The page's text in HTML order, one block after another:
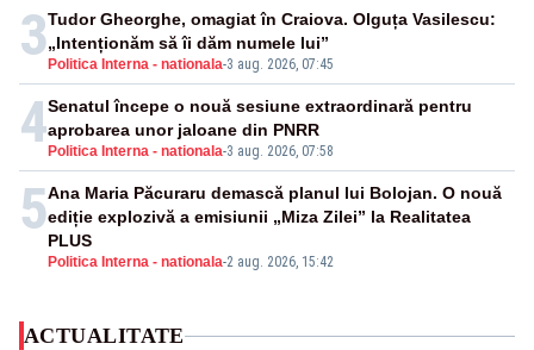
3 Politica Interna - nationala-3 aug. 2026, 07:45
Tudor Gheorghe, omagiat în Craiova. Olguța Vasilescu:
„Intenționăm să îi dăm numele lui”
4 Politica Interna - nationala-3 aug. 2026, 07:58
Senatul începe o nouă sesiune extraordinară pentru
aprobarea unor jaloane din PNRR
5
Politica Interna - nationala-2 aug. 2026, 15:42
Ana Maria Păcuraru demască planul lui Bolojan. O nouă
ediție explozivă a emisiunii „Miza Zilei” la Realitatea
PLUS
ACTUALITATE